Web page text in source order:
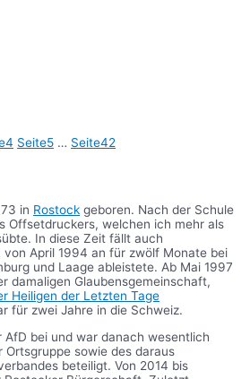
4 Seite5 … Seite42
in Rostock geboren. Nach der Schule
Offsetdruckers, welchen ich mehr als
In diese Zeit fällt auch
von April 1994 an für zwölf Monate bei
und Laage ableistete. Ab Mai 1997
damaligen Glaubensgemeinschaft,
Heiligen der Letzten Tage
für zwei Jahre in die Schweiz.
bei und war danach wesentlich
Ortsgruppe sowie des daraus
beteiligt. Von 2014 bis